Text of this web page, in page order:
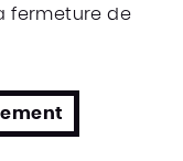
fermeture de